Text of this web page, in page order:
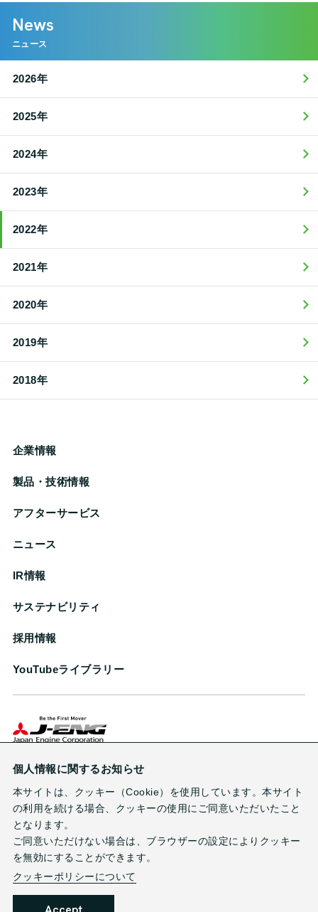
News
ニュース
2026年
2025年
2024年
2023年
2022年
2021年
2020年
2019年
2018年
企業情報
製品・技術情報
アフターサービス
ニュース
IR情報
サステナビリティ
採用情報
YouTubeライブラリー
お問い合わせ サイトのご利用条件
プライバシーポリシー
サイトマップ
個人情報に関するお知らせ
本サイトは、クッキー（Cookie）を使用しています。本サイト
の利用を続ける場合、クッキーの使用にご同意いただいたこと
となります。
ご同意いただけない場合は、ブラウザーの設定によりクッキー
を無効にすることができます。
クッキーポリシーについて